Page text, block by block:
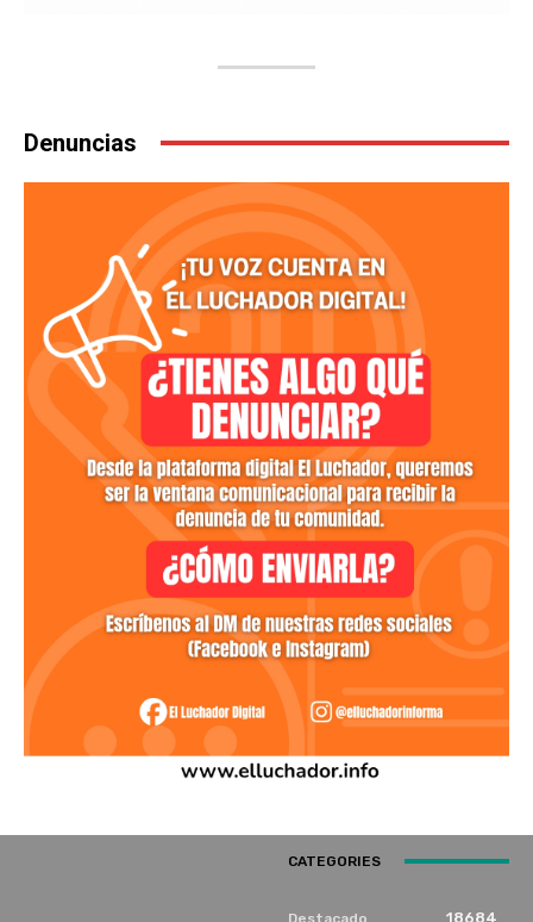
Denuncias
CATEGORIES
Destacado 18684